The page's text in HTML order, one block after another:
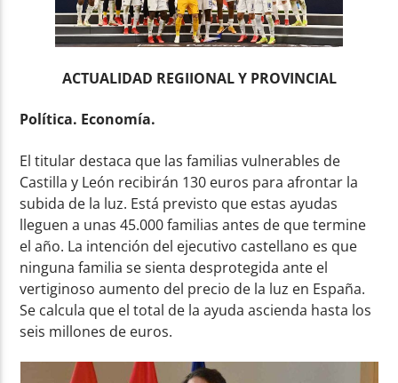
ACTUALIDAD REGIIONAL Y PROVINCIAL
Política. Economía.
El titular destaca que las familias vulnerables de
Castilla y León recibirán 130 euros para afrontar la
subida de la luz. Está previsto que estas ayudas
lleguen a unas 45.000 familias antes de que termine
el año. La intención del ejecutivo castellano es que
ninguna familia se sienta desprotegida ante el
vertiginoso aumento del precio de la luz en España.
Se calcula que el total de la ayuda ascienda hasta los
seis millones de euros.